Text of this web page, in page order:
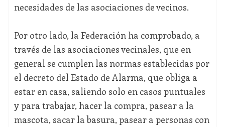
necesidades de las asociaciones de vecinos.
Por otro lado, la Federación ha comprobado, a
través de las asociaciones vecinales, que en
general se cumplen las normas establecidas por
el decreto del Estado de Alarma, que obliga a
estar en casa, saliendo solo en casos puntuales
y para trabajar, hacer la compra, pasear a la
mascota, sacar la basura, pasear a personas con